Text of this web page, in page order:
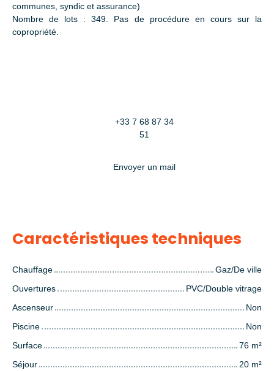
communes, syndic et assurance)
Nombre de lots : 349. Pas de procédure en cours sur la
copropriété.
+33 7 68 87 34
51
Envoyer un mail
Caractéristiques techniques
Chauffage
Gaz/De ville
Ouvertures
PVC/Double vitrage
Ascenseur
Non
Piscine
Non
Surface
76 m²
Séjour
20 m²